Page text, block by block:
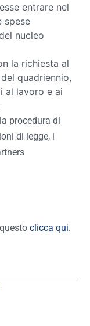
entrare nel
spese
nucleo
la richiesta al
quadriennio,
al lavoro e ai
procedura di
di legge, i
clicca qui.